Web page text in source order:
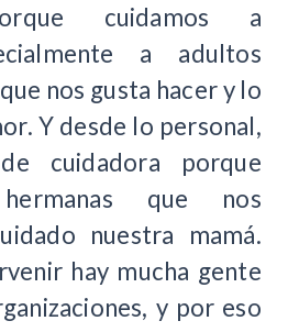
cuidamos a
a adultos
nos gusta hacer y lo
Y desde lo personal,
cuidadora porque
que nos
nuestra mamá.
hay mucha gente
y por eso